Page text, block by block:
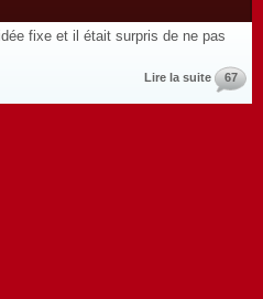
fixe et il était surpris de ne pas
Lire la suite 67